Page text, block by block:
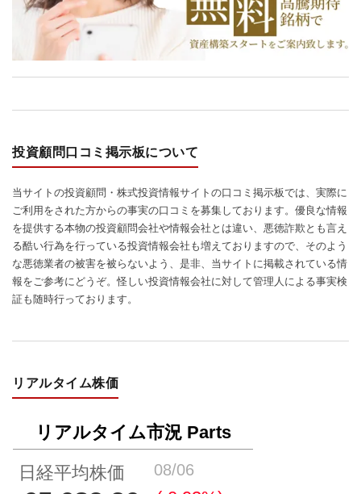
投資顧問口コミ掲示板について
当サイトの投資顧問・株式投資情報サイトの口コミ掲示板では、実際に
ご利用をされた方からの事実の口コミを募集しております。優良な情報
を提供する本物の投資顧問会社や情報会社とは違い、悪徳詐欺とも言え
る酷い行為を行っている投資情報会社も増えておりますので、そのよう
な悪徳業者の被害を被らないよう、是非、当サイトに掲載されている情
報をご参考にどうぞ。怪しい投資情報会社に対して管理人による事実検
証も随時行っております。
リアルタイム株価